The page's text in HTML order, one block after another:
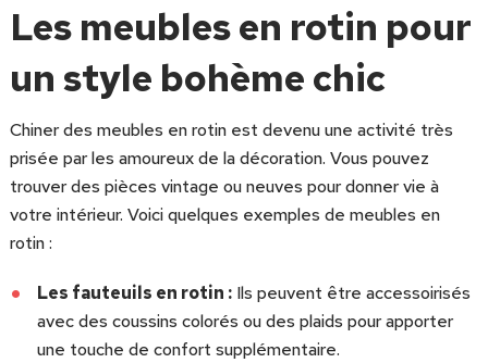
Les meubles en rotin pour
un style bohème chic
Chiner des meubles en rotin est devenu une activité très
prisée par les amoureux de la décoration. Vous pouvez
trouver des pièces vintage ou neuves pour donner vie à
votre intérieur. Voici quelques exemples de meubles en
rotin :
Les fauteuils en rotin :Ils peuvent être accessoirisés
avec des coussins colorés ou des plaids pour apporter
une touche de confort supplémentaire.